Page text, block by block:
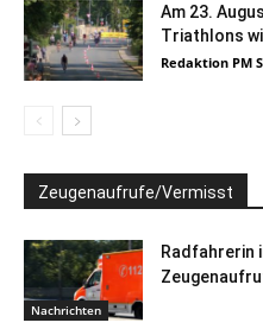
Am 23.
Triathlons
Redaktion PM
Zeugenaufrufe/Vermisst
Nachrichten
Radfahrerin